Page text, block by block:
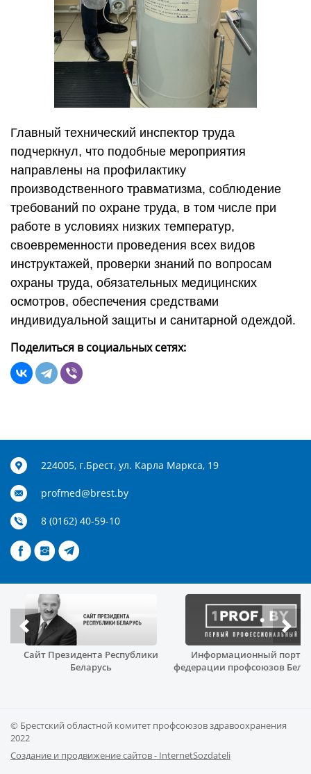
Главный технический инспектор труда
подчеркнул, что подобные мероприятия
направлены на профилактику
производственного травматизма, соблюдение
требований по охране труда, в том числе при
работе в условиях низких температур,
своевременности проведения всех видов
инструктажей, проверки знаний по вопросам
охраны труда, обязательных медицинских
осмотров, обеспечения средствами
индивидуальной защиты и санитарной одеждой.
Поделиться в социальных сетях:
224005, г.Брест, ул. Карла Маркса, 19
profmed@brest.by
8 (0162) 40-59-10
Сайт Президента Республики
Беларусь
Информационный
федерации профсоюзов
© Брестский областной комитет профсоюзов здравоохранения
2022
Создание и продвижение сайтов - InternetSozdateli